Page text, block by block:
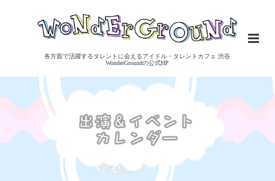
各方面で活躍するタレントに会えるアイドル・タレントカフェ 渋谷
WonderGroundの公式HP